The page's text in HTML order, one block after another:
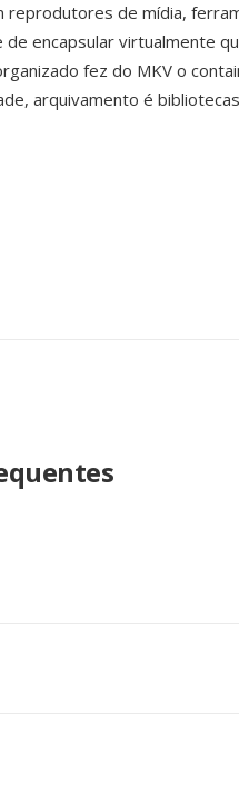
reprodutores de mídia,
encapsular virtualmente
fez do MKV o
arquivamento é